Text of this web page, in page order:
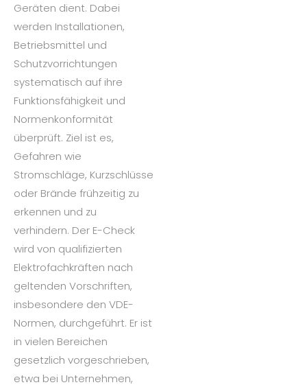
Geräten dient. Dabei
werden Installationen,
Betriebsmittel und
Schutzvorrichtungen
systematisch auf ihre
Funktionsfähigkeit und
Normenkonformität
überprüft. Ziel ist es,
Gefahren wie
Stromschläge, Kurzschlüsse
oder Brände frühzeitig zu
erkennen und zu
verhindern. Der E-Check
wird von qualifizierten
Elektrofachkräften nach
geltenden Vorschriften,
insbesondere den VDE-
Normen, durchgeführt. Er ist
in vielen Bereichen
gesetzlich vorgeschrieben,
etwa bei Unternehmen,